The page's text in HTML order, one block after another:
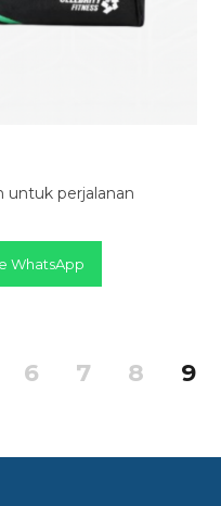
untuk perjalanan
WhatsApp
6 7 8 9